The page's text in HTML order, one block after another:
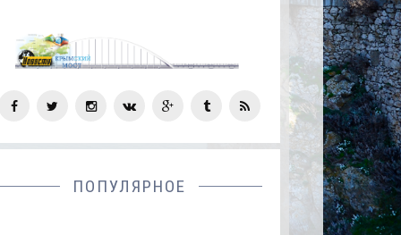
СОЦ
СЕТИ
ПОПУЛЯРНОЕ